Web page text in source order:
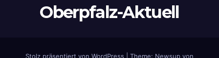
Oberpfalz-Aktuell
Stolz präsentiert von WordPress Theme: Newsup von